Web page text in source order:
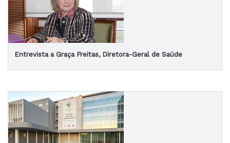
Entrevista a Graça Freitas, Diretora-Geral de Saúde